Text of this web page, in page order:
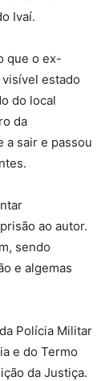
Ivaí.
que o ex-
estado
do local
da
a sair e passou
ao autor.
sendo
e algemas
Polícia Militar
e do Termo
da Justiça.